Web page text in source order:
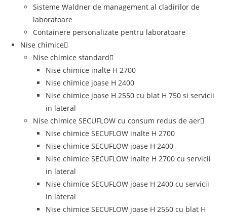
Sisteme Waldner de management al cladirilor de
laboratoare
Containere personalizate pentru laboratoare
Nise chimice
Nise chimice standard
Nise chimice inalte H 2700
Nise chimice joase H 2400
Nise chimice joase H 2550 cu blat H 750 si servicii
in lateral
Nise chimice SECUFLOW cu consum redus de aer
Nise chimice SECUFLOW inalte H 2700
Nise chimice SECUFLOW joase H 2400
Nise chimice SECUFLOW inalte H 2700 cu servicii
in lateral
Nise chimice SECUFLOW joase H 2400 cu servicii
in lateral
Nise chimice SECUFLOW joase H 2550 cu blat H